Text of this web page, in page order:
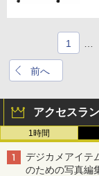
前へ
1
アクセスラ
1時間
デジカメアイテ
のための写真編